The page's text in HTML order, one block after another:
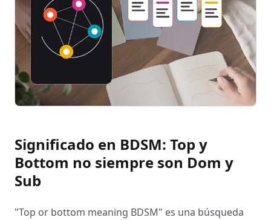
Significado en BDSM: Top y
Bottom no siempre son Dom y
Sub
"Top or bottom meaning BDSM" es una búsqueda